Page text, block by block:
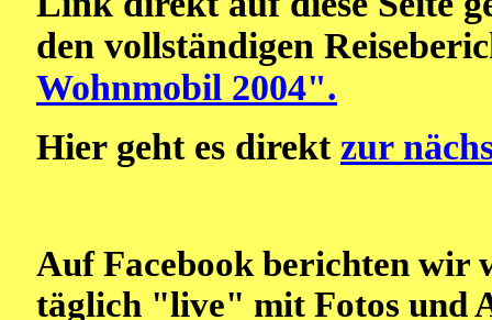
den vollständigen
Wohnmobil 2004".
Hier geht es direkt zur
Auf Facebook berichten wir
täglich "live" mit Fotos und